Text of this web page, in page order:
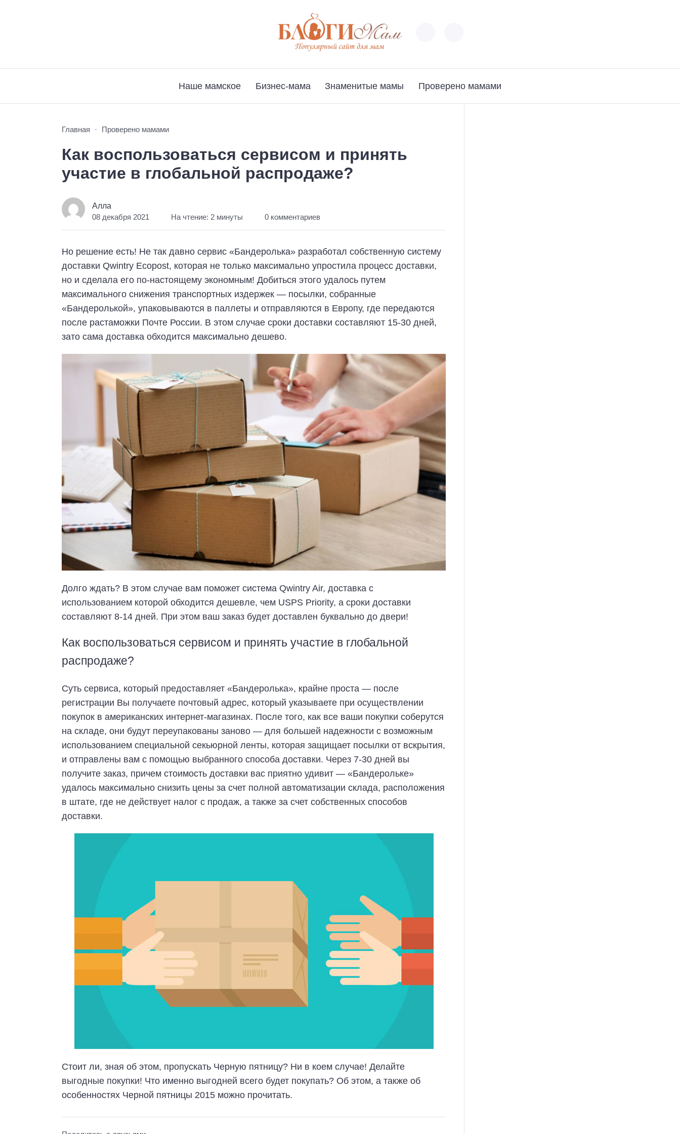
Наше мамское Бизнес-мама Знаменитые мамы Проверено мамами
Главная Проверено мамами
Как воспользоваться сервисом и принять
участие в глобальной распродаже?
Алла
08 декабря 2021 На чтение: 2 минуты 0 комментариев
Но решение есть! Не так давно сервис «Бандеролька» разработал собственную систему
доставки Qwintry Ecopost, которая не только максимально упростила процесс доставки,
но и сделала его по-настоящему экономным! Добиться этого удалось путем
максимального снижения транспортных издержек — посылки, собранные
«Бандеролькой», упаковываются в паллеты и отправляются в Европу, где передаются
после растаможки Почте России. В этом случае сроки доставки составляют 15-30 дней,
зато сама доставка обходится максимально дешево.
Долго ждать? В этом случае вам поможет система Qwintry Air, доставка с
использованием которой обходится дешевле, чем USPS Priority, а сроки доставки
составляют 8-14 дней. При этом ваш заказ будет доставлен буквально до двери!
Как воспользоваться сервисом и принять участие в глобальной
распродаже?
Суть сервиса, который предоставляет «Бандеролька», крайне проста — после
регистрации Вы получаете почтовый адрес, который указываете при осуществлении
покупок в американских интернет-магазинах. После того, как все ваши покупки соберутся
на складе, они будут переупакованы заново — для большей надежности с возможным
использованием специальной секьюрной ленты, которая защищает посылки от вскрытия,
и отправлены вам с помощью выбранного способа доставки. Через 7-30 дней вы
получите заказ, причем стоимость доставки вас приятно удивит — «Бандерольке»
удалось максимально снизить цены за счет полной автоматизации склада, расположения
в штате, где не действует налог с продаж, а также за счет собственных способов
доставки.
Стоит ли, зная об этом, пропускать Черную пятницу? Ни в коем случае! Делайте
выгодные покупки! Что именно выгодней всего будет покупать? Об этом, а также об
особенностях Черной пятницы 2015 можно прочитать.